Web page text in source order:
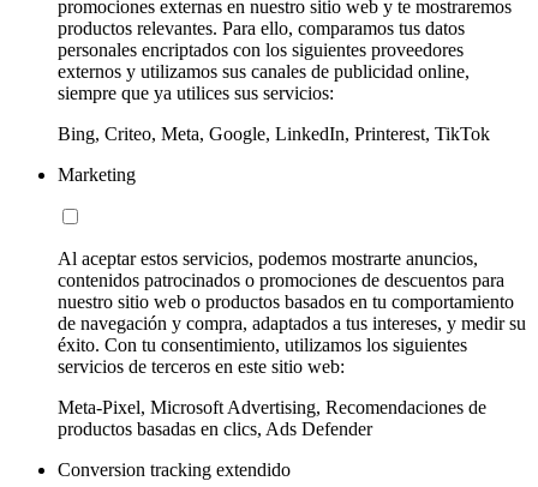
promociones externas en nuestro sitio web y te mostraremos
productos relevantes. Para ello, comparamos tus datos
personales encriptados con los siguientes proveedores
externos y utilizamos sus canales de publicidad online,
siempre que ya utilices sus servicios:
Bing, Criteo, Meta, Google, LinkedIn, Printerest, TikTok
Marketing
Al aceptar estos servicios, podemos mostrarte anuncios,
contenidos patrocinados o promociones de descuentos para
nuestro sitio web o productos basados en tu comportamiento
de navegación y compra, adaptados a tus intereses, y medir su
éxito. Con tu consentimiento, utilizamos los siguientes
servicios de terceros en este sitio web:
Meta-Pixel, Microsoft Advertising, Recomendaciones de
productos basadas en clics, Ads Defender
Conversion tracking extendido